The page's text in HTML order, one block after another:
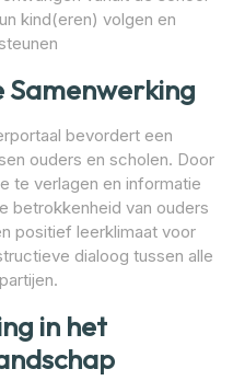
kind(eren) volgen en
bevordert een
ouders en scholen. Door
te verlagen en informatie
betrokkenheid van ouders
positief leerklimaat voor
dialoog tussen alle
in het